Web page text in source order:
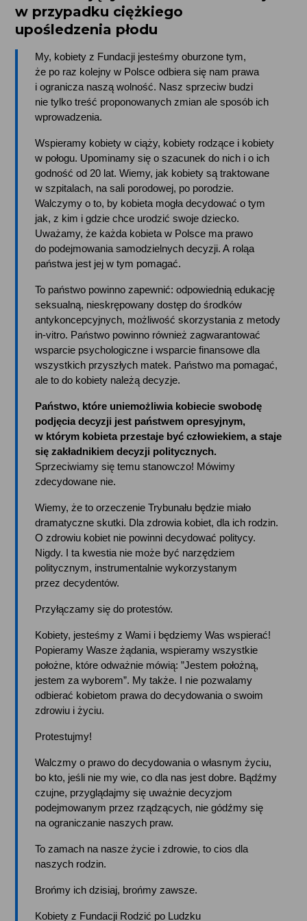
w przypadku ciężkiego
upośledzenia płodu
My, kobiety z Fundacji jesteśmy oburzone tym,
że po raz kolejny w Polsce odbiera się nam prawa
i ogranicza naszą wolność. Nasz sprzeciw budzi
nie tylko treść proponowanych zmian ale sposób ich
wprowadzenia.
Wspieramy kobiety w ciąży, kobiety rodzące i kobiety
w połogu. Upominamy się o szacunek do nich i o ich
godność od 20 lat. Wiemy, jak kobiety są traktowane
w szpitalach, na sali porodowej, po porodzie.
Walczymy o to, by kobieta mogła decydować o tym
jak, z kim i gdzie chce urodzić swoje dziecko.
Uważamy, że każda kobieta w Polsce ma prawo
do podejmowania samodzielnych decyzji. A roląa
państwa jest jej w tym pomagać.
To państwo powinno zapewnić: odpowiednią edukację
seksualną, nieskrępowany dostęp do środków
antykoncepcyjnych, możliwość skorzystania z metody
in-vitro. Państwo powinno również zagwarantować
wsparcie psychologiczne i wsparcie finansowe dla
wszystkich przyszłych matek. Państwo ma pomagać,
ale to do kobiety należą decyzje.
Państwo, które uniemożliwia kobiecie swobodę
podjęcia decyzji jest państwem opresyjnym,
w którym kobieta przestaje być człowiekiem, a staje
się zakładnikiem decyzji politycznych.
Sprzeciwiamy się temu stanowczo! Mówimy
zdecydowane nie.
Wiemy, że to orzeczenie Trybunału będzie miało
dramatyczne skutki. Dla zdrowia kobiet, dla ich rodzin.
O zdrowiu kobiet nie powinni decydować politycy.
Nigdy. I ta kwestia nie może być narzędziem
politycznym, instrumentalnie wykorzystanym
przez decydentów.
Przyłączamy się do protestów.
Kobiety, jesteśmy z Wami i będziemy Was wspierać!
Popieramy Wasze żądania, wspieramy wszystkie
położne, które odważnie mówią: ”Jestem położną,
jestem za wyborem”. My także. I nie pozwalamy
odbierać kobietom prawa do decydowania o swoim
zdrowiu i życiu.
Protestujmy!
Walczmy o prawo do decydowania o własnym życiu,
bo kto, jeśli nie my wie, co dla nas jest dobre. Bądźmy
czujne, przyglądajmy się uważnie decyzjom
podejmowanym przez rządzących, nie gódźmy się
na ograniczanie naszych praw.
To zamach na nasze życie i zdrowie, to cios dla
naszych rodzin.
Brońmy ich dzisiaj, brońmy zawsze.
Kobiety z Fundacji Rodzić po Ludzku